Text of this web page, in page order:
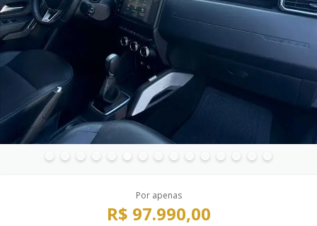
Por apenas
R$ 97.990,00